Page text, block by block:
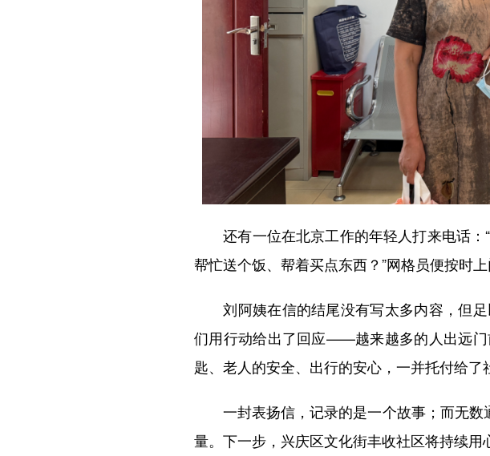
还有一位在北京工作的年轻人打来电话：
帮忙送个饭、帮着买点东西？”网格员便按时上
刘阿姨在信的结尾没有写太多内容，但足
们用行动给出了回应——越来越多的人出远
匙、老人的安全、出行的安心，一并托付给了
一封表扬信，记录的是一个故事；而无数
量。下一步，兴庆区文化街丰收社区将持续用